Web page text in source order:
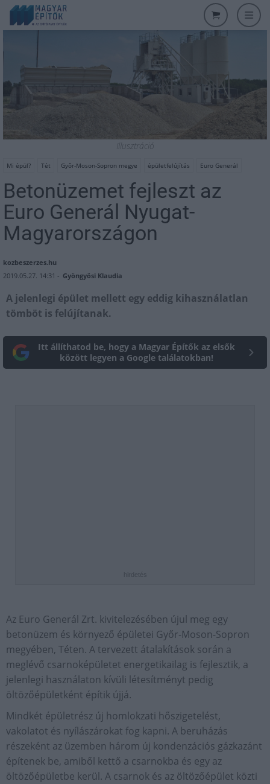
Illusztráció
Mi épül? Tét Győr-Moson-Sopron megye épületfelújítás Euro Generál
Betonüzemet fejleszt az
Euro Generál Nyugat-
Magyarországon
kozbeszerzes.hu
2019.05.27. 14:31 - Gyöngyösi Klaudia
A jelenlegi épület mellett egy eddig kihasználatlan
tömböt is felújítanak.
Itt állíthatod be, hogy a Magyar Építők az elsők
között legyen a Google találatokban!
hirdetés
Az Euro Generál Zrt. kivitelezésében újul meg egy
betonüzem és környező épületei Győr-Moson-Sopron
megyében, Téten. A tervezett átalakítások során a
meglévő csarnoképületet energetikailag is fejlesztik, a
jelenlegi használaton kívüli létesítményt pedig
öltözőépületként építik újjá.
Mindkét épületrész új homlokzati hőszigetelést,
vakolatot és nyílászárokat fog kapni. A beruházás
részeként az üzemben három új kondenzációs gázkazánt
építenek be, amiből kettő a csarnokba és egy az
öltözőépületbe kerül. A csarnok és az öltözőépület közti